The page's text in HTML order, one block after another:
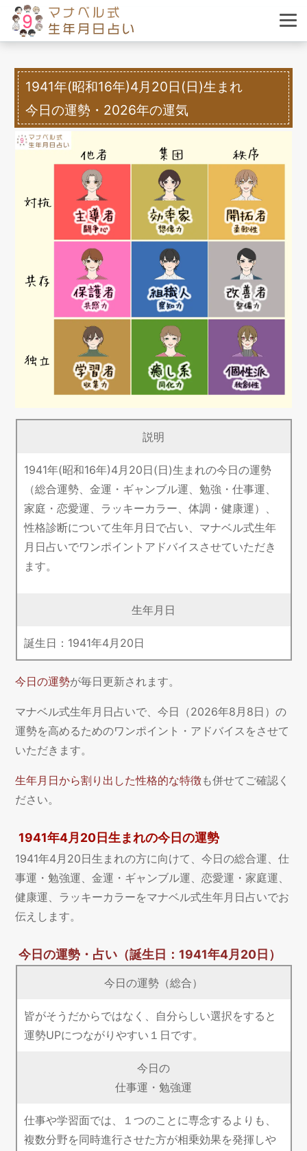
1941年(昭和16年)4月20日(日)生まれ
今日の運勢・2026年の運気
説明
1941年(昭和16年)4月20日(日)生まれの今日の運勢
（総合運勢、金運・ギャンブル運、勉強・仕事運、
家庭・恋愛運、ラッキーカラー、体調・健康運）、
性格診断について生年月日で占い、マナベル式生年
月日占いでワンポイントアドバイスさせていただき
ます。
生年月日
誕生日： 1941年4月 20日
今日の運勢が毎日更新されます。
マナベル式生年月日占いで、今日（2026年8月8日）の
運勢を高めるためのワンポイント・アドバイスをさせて
いただきます。
生年月日から割り出した性格的な特徴も併せてご確認く
ださい。
1941年4月20日生まれの今日の運勢
1941年4月20日生まれの方に向けて、今日の総合運、仕
事運・勉強運、金運・ギャンブル運、恋愛運・家庭運、
健康運、ラッキーカラーをマナベル式生年月日占いでお
伝えします。
今日の運勢・占い（誕生日：1941年4月20日）
今日の運勢（総合）
皆がそうだからではなく、自分らしい選択をすると
運勢UPにつながりやすい１日です。
今日の
仕事運・勉強運
仕事や学習面では、１つのことに専念するよりも、
複数分野を同時進行させた方が相乗効果を発揮しや